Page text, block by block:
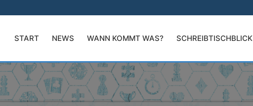
START NEWS WANN KOMMT WAS? SCHREIBTISCHBLICK